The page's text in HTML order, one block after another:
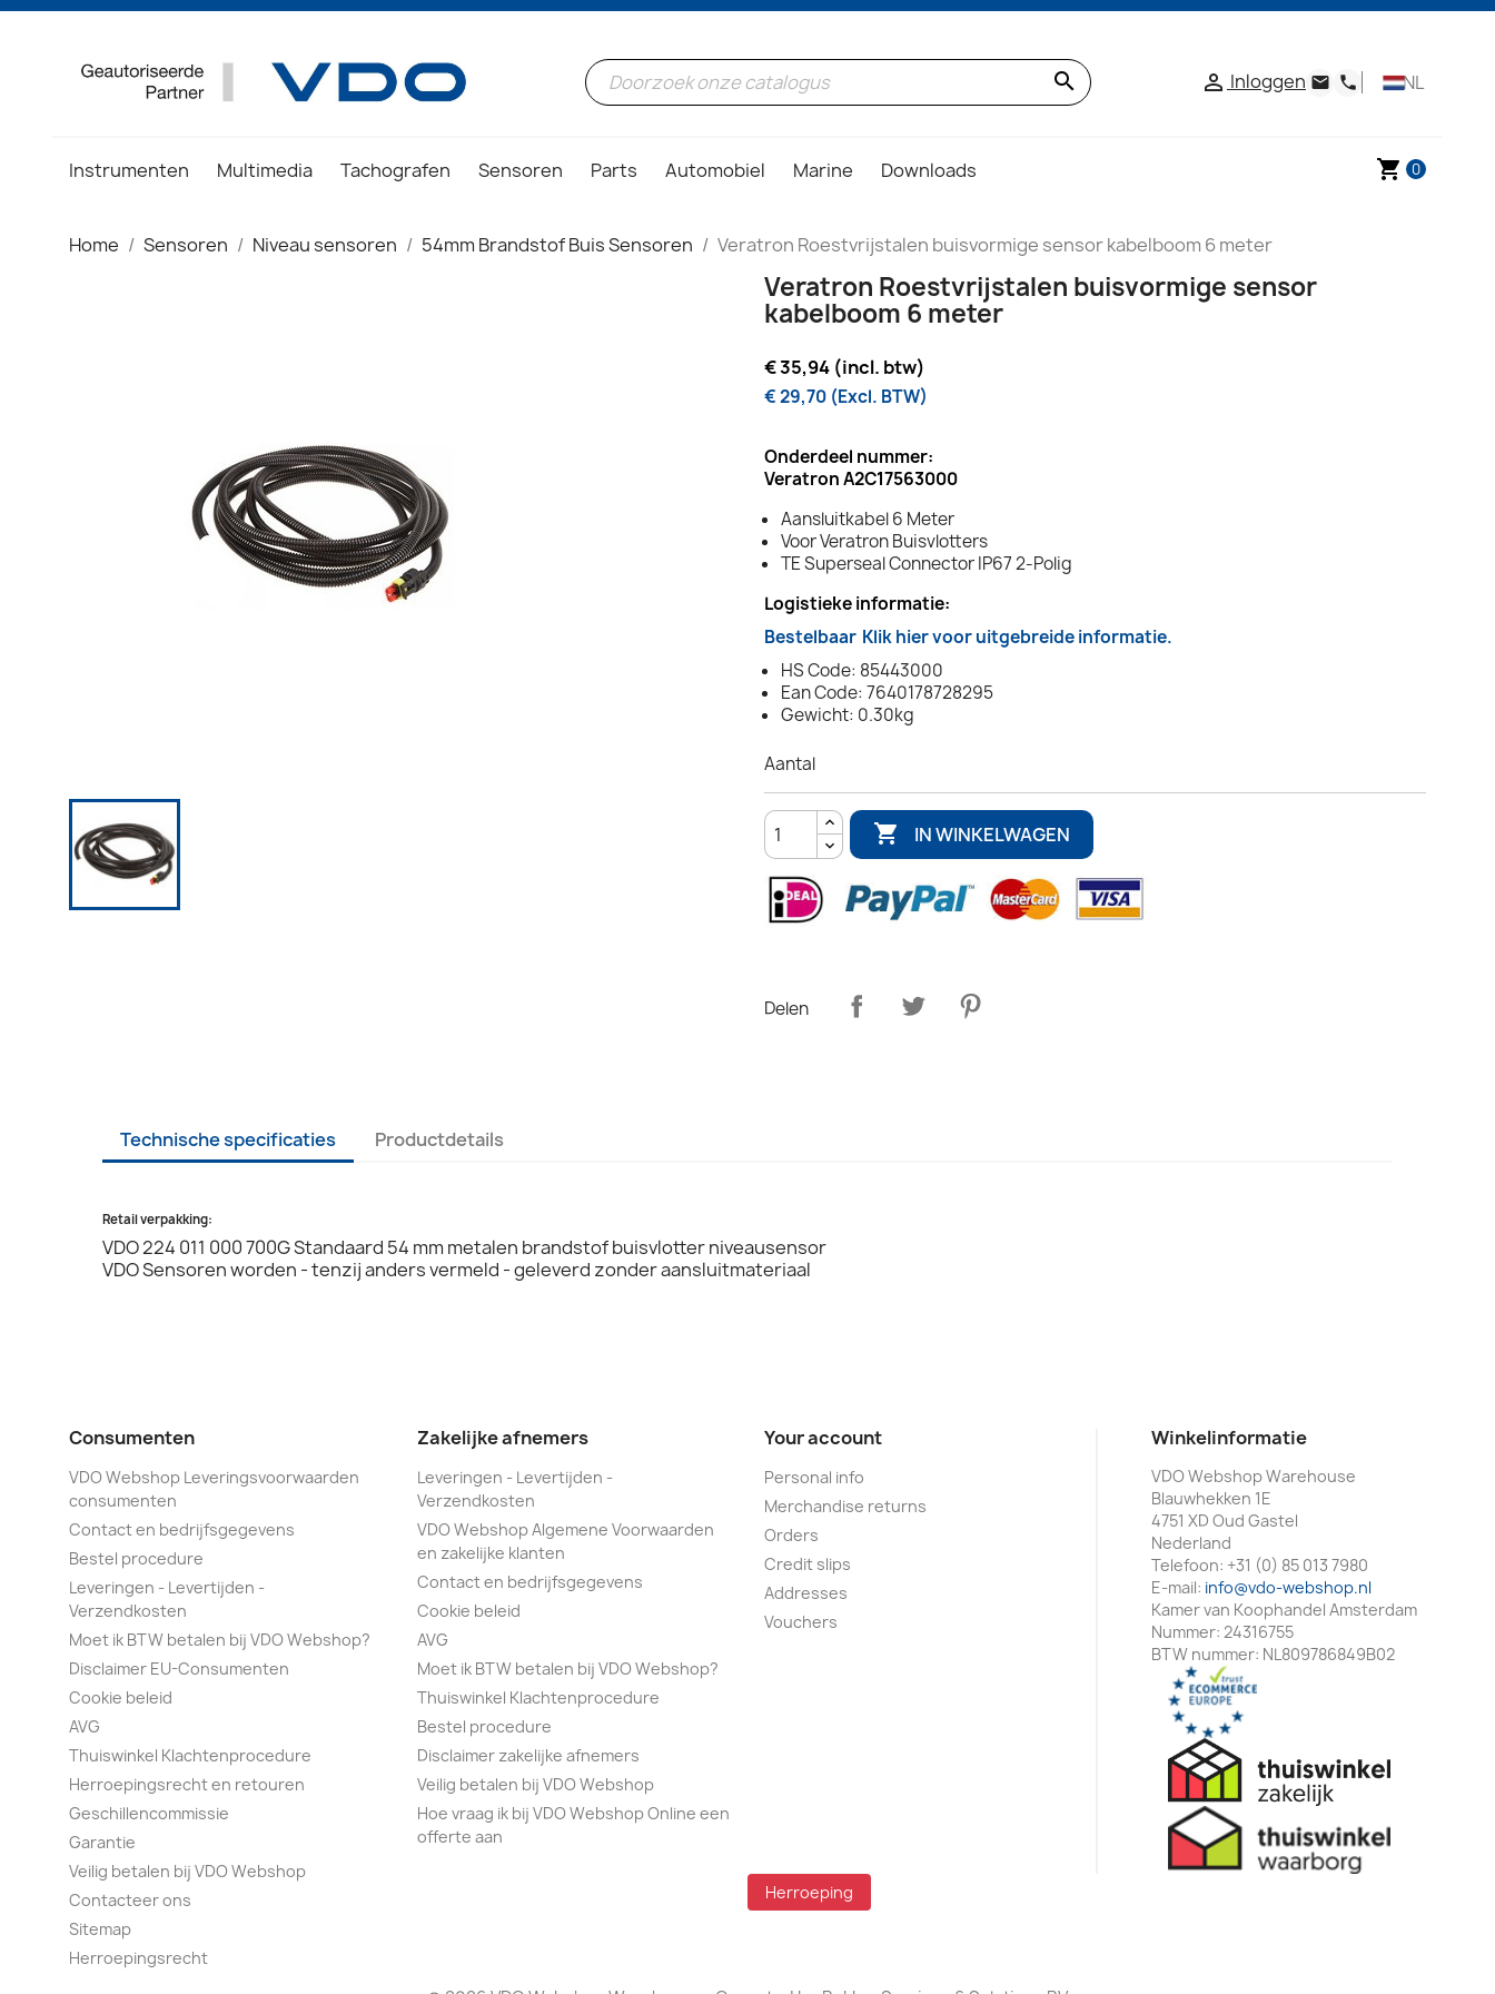
search  Inloggen email phone NL
Instrumenten Multimedia Tachografen Sensoren Parts Automobiel Marine Downloads shopping_cart 0
Home Sensoren Niveau sensoren 54mm Brandstof Buis Sensoren Veratron Roestvrijstalen buisvormige sensor kabelboom 6 meter
Veratron Roestvrijstalen buisvormige sensor
kabelboom 6 meter
€ 35,94 (incl. btw)
€ 29,70 (Excl. BTW)
Onderdeel nummer:
Veratron A2C17563000
Aansluitkabel 6 Meter
Voor Veratron Buisvlotters
TE Superseal Connector IP67 2-Polig
Logistieke informatie:
Bestelbaar Klik hier voor uitgebreide informatie.
HS Code: 85443000
Ean Code: 7640178728295
Gewicht: 0.30kg
Aantal
 IN WINKELWAGEN
Delen
Technische specificaties Productdetails
Retail verpakking:
VDO 224 011 000 700G Standaard 54 mm metalen brandstof buisvlotter niveausensor
VDO Sensoren worden - tenzij anders vermeld - geleverd zonder aansluitmateriaal
Consumenten
VDO Webshop Leveringsvoorwaarden
consumenten
Contact en bedrijfsgegevens
Bestel procedure
Leveringen - Levertijden -
Verzendkosten
Moet ik BTW betalen bij VDO Webshop?
Disclaimer EU-Consumenten
Cookie beleid
AVG
Thuiswinkel Klachtenprocedure
Herroepingsrecht en retouren
Geschillencommissie
Garantie
Veilig betalen bij VDO Webshop
Contacteer ons
Sitemap
Herroepingsrecht
Zakelijke afnemers
Leveringen - Levertijden -
Verzendkosten
VDO Webshop Algemene Voorwaarden
en zakelijke klanten
Contact en bedrijfsgegevens
Cookie beleid
AVG
Moet ik BTW betalen bij VDO Webshop?
Thuiswinkel Klachtenprocedure
Bestel procedure
Disclaimer zakelijke afnemers
Veilig betalen bij VDO Webshop
Hoe vraag ik bij VDO Webshop Online een
offerte aan
Your account
Personal info
Merchandise returns
Orders
Credit slips
Addresses
Vouchers
Winkelinformatie
VDO Webshop Warehouse
Blauwhekken 1E
4751 XD Oud Gastel
Nederland
Telefoon: +31 (0) 85 013 7980
E-mail: info@vdo-webshop.nl
Kamer van Koophandel Amsterdam
Nummer: 24316755
BTW nummer: NL809786849B02
Herroeping